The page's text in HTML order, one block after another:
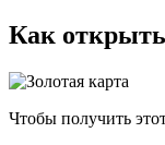
Как
Чтобы получить